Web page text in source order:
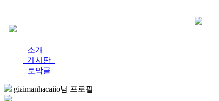
소개
게시판
토막글
giaimanhacaiio님 프로필